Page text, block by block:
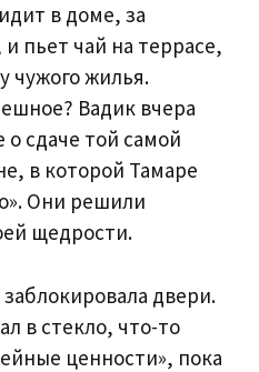
в доме, за
пьет чай на террасе,
чужого жилья.
Вадик вчера
сдаче той самой
в которой Тамаре
Они решили
щедрости.
двери.
в стекло, что-то
ценности», пока